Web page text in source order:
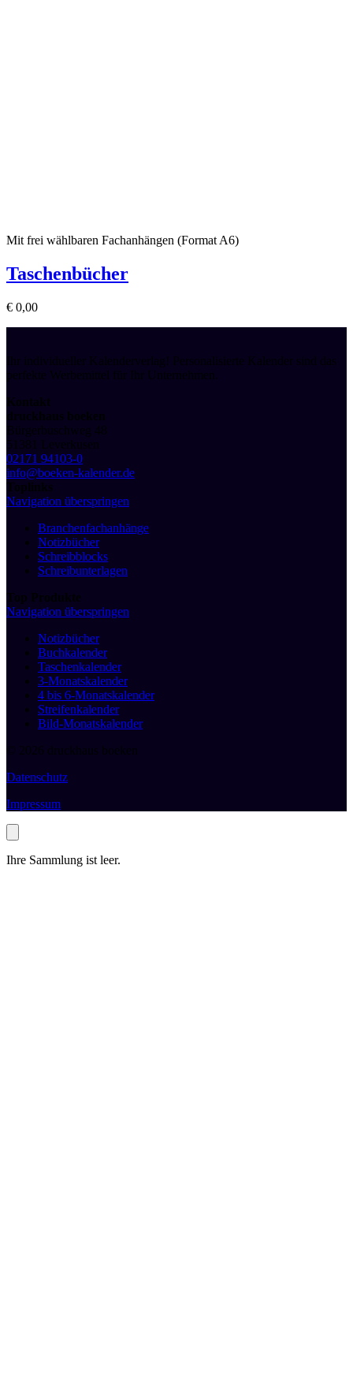
Mit frei wählbaren Fachanhängen (Format A6)
Taschenbücher
€ 0,00
Ihr individueller Kalenderverlag! Personalisierte Kalender sind das
perfekte Werbemittel für Ihr Unternehmen.
Kontakt
druckhaus boeken
Bürgerbuschweg 48
51381 Leverkusen
02171 94103-0
info@boeken-kalender.de
Toplinks
Navigation überspringen
Branchenfachanhänge
Notizbücher
Schreibblocks
Schreibunterlagen
Top Produkte
Navigation überspringen
Notizbücher
Buchkalender
Taschenkalender
3-Monatskalender
4 bis 6-Monatskalender
Streifenkalender
Bild-Monatskalender
© 2026 druckhaus boeken
Datenschutz
Impressum
Ihre Sammlung ist leer.